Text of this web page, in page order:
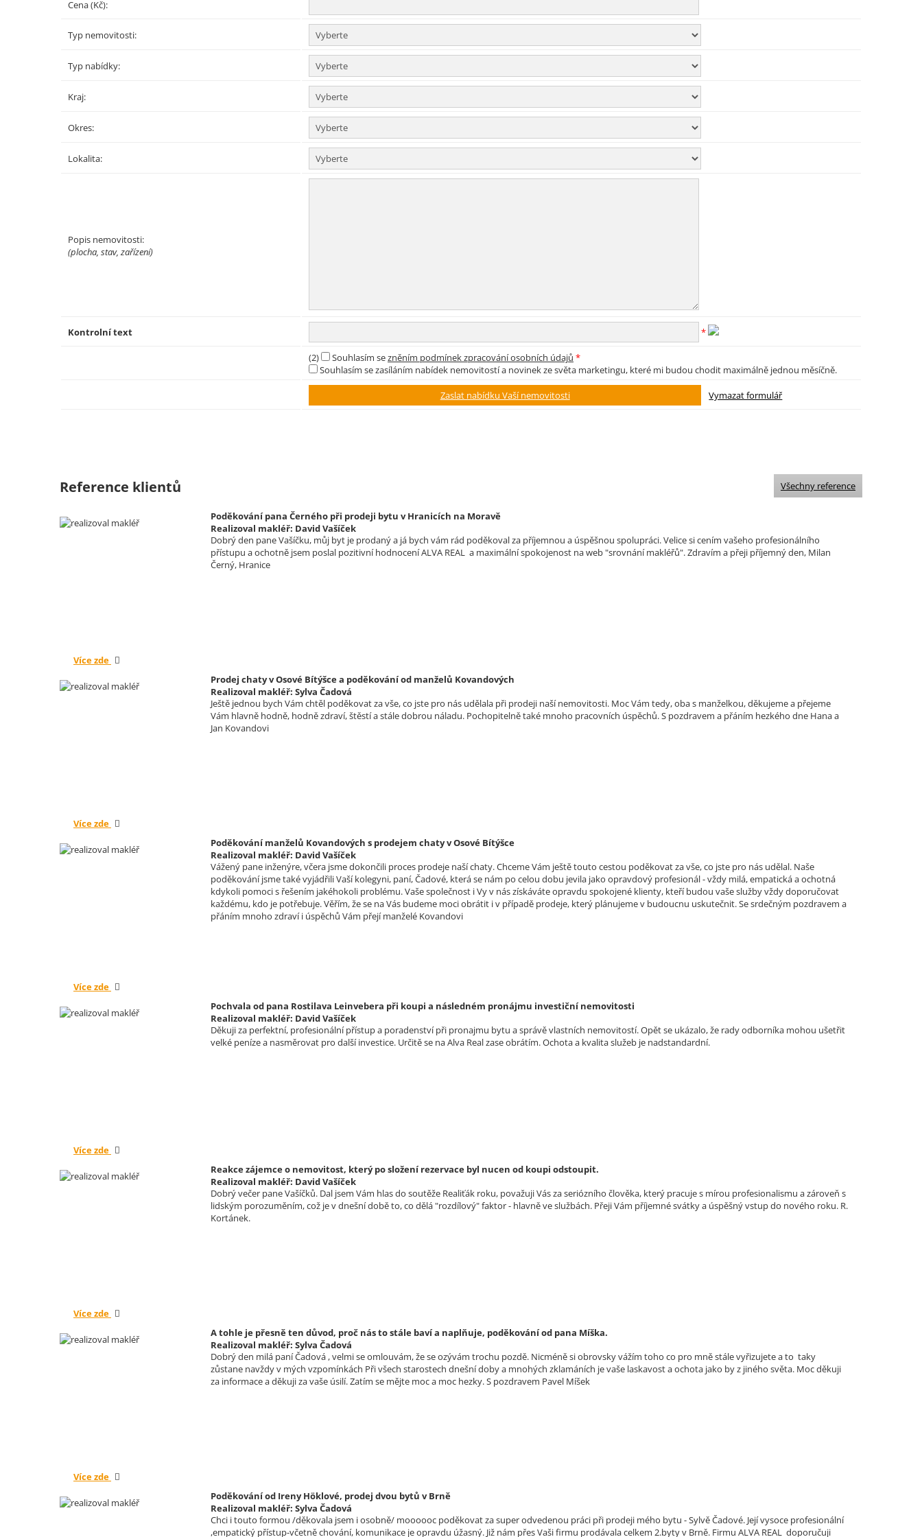
Cena (Kč):
Typ nemovitosti:
Typ nabídky:
Kraj:
Okres:
Lokalita:
Popis nemovitosti:
(plocha, stav, zařízení)
Kontrolní text *
(2) Souhlasím sezněním podmínek zpracování osobních údajů *
Souhlasím se zasíláním nabídek nemovitostí a novinek ze světa marketingu, které mi budou chodit maximálně jednou měsíčně.
Reference klientů
Poděkování pana Černého při prodeji bytu v Hranicích na Moravě
Realizoval makléř: David Vašíček
Dobrý den pane Vašíčku, můj byt je prodaný a já bych vám rád poděkoval za příjemnou a úspěšnou spolupráci. Velice si cením vašeho profesionálního
přístupu a ochotně jsem poslal pozitivní hodnocení ALVA REAL a maximální spokojenost na web "srovnání makléřů". Zdravím a přeji příjemný den, Milan
Černý, Hranice
Více zde
Prodej chaty v Osové Bítýšce a poděkování od manželů Kovandových
Realizoval makléř: Sylva Čadová
Ještě jednou bych Vám chtěl poděkovat za vše, co jste pro nás udělala při prodeji naší nemovitosti. Moc Vám tedy, oba s manželkou, děkujeme a přejeme
Vám hlavně hodně, hodně zdraví, štěstí a stále dobrou náladu. Pochopitelně také mnoho pracovních úspěchů. S pozdravem a přáním hezkého dne Hana a
Jan Kovandovi
Více zde
Poděkování manželů Kovandových s prodejem chaty v Osové Bítýšce
Realizoval makléř: David Vašíček
Vážený pane inženýre, včera jsme dokončili proces prodeje naší chaty. Chceme Vám ještě touto cestou poděkovat za vše, co jste pro nás udělal. Naše
poděkování jsme také vyjádřili Vaší kolegyni, paní, Čadové, která se nám po celou dobu jevila jako opravdový profesionál - vždy milá, empatická a ochotná
kdykoli pomoci s řešením jakéhokoli problému. Vaše společnost i Vy v nás získáváte opravdu spokojené klienty, kteří budou vaše služby vždy doporučovat
každému, kdo je potřebuje. Věřím, že se na Vás budeme moci obrátit i v případě prodeje, který plánujeme v budoucnu uskutečnit. Se srdečným pozdravem a
přáním mnoho zdraví i úspěchů Vám přejí manželé Kovandovi
Více zde
Pochvala od pana Rostilava Leinvebera při koupi a následném pronájmu investiční nemovitosti
Realizoval makléř: David Vašíček
Děkuji za perfektní, profesionální přístup a poradenství při pronajmu bytu a správě vlastních nemovitostí. Opět se ukázalo, že rady odborníka mohou ušetřit
velké peníze a nasměrovat pro další investice. Určitě se na Alva Real zase obrátím. Ochota a kvalita služeb je nadstandardní.
Více zde
Reakce zájemce o nemovitost, který po složení rezervace byl nucen od koupi odstoupit.
Realizoval makléř: David Vašíček
Dobrý večer pane Vašíčků. Dal jsem Vám hlas do soutěže Realiťák roku, považuji Vás za seriózního člověka, který pracuje s mírou profesionalismu a zároveň s
lidským porozuměním, což je v dnešní době to, co dělá "rozdílový" faktor - hlavně ve službách. Přeji Vám příjemné svátky a úspěšný vstup do nového roku. R.
Kortánek.
Více zde
A tohle je přesně ten důvod, proč nás to stále baví a naplňuje, poděkování od pana Míška.
Realizoval makléř: Sylva Čadová
Dobrý den milá paní Čadová , velmi se omlouvám, že se ozývám trochu pozdě. Nicméně si obrovsky vážím toho co pro mně stále vyřizujete a to taky
zůstane navždy v mých vzpomínkách Při všech starostech dnešní doby a mnohých zklamáních je vaše laskavost a ochota jako by z jiného světa. Moc děkuji
za informace a děkuji za vaše úsilí. Zatím se mějte moc a moc hezky. S pozdravem Pavel Míšek
Více zde
Poděkování od Ireny Höklové, prodej dvou bytů v Brně
Realizoval makléř: Sylva Čadová
Chci i touto formou /děkovala jsem i osobně/ moooooc poděkovat za super odvedenou práci při prodeji mého bytu - Sylvě Čadové. Její vysoce profesionální
,empatický přístup-včetně chování, komunikace je opravdu úžasný. Již nám přes Vaši firmu prodávala celkem 2.byty v Brně. Firmu ALVA REAL doporučuji
Všechny reference